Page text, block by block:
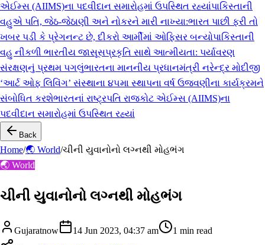
એઈમ્સ (AIIMS)ના પદવીદાન સમારોહમાં ઉપસ્થિત રહ્યાંપાકિસ્તાની
વહુએ પતિ, જેઠ-જેઠાણી અને નોકરને મારી નાખ્યા:ભારત પાછી ફરી તો
ખબર પડી કે પ્રેગનન્ટ છે, દીકરો આર્મીમાં ઓફિસર બન્યોપાકિસ્તાની
વહુ નીકળી ભારતીય જાસૂસપ્રકૃતિ સાથે આત્મીયતા: પર્યાવરણ
સંરક્ષણનું પ્રથમ પગલુંભારતના માનનીય પ્રધાનમંત્રી નરેન્દ્ર મોદીજી
‘આર્ટ ઓફ લિવિંગ’ સંસ્થાના ૪૫મા સ્થાપના વર્ષ ઉજવણીના કાર્યક્રમને
સંબોધિત કરશેભારતનાં રાષ્ટ્રપતિ રાજકોટ એઈમ્સ (AIIMS)ના
પદવીદાન સમારોહમાં ઉપસ્થિત રહ્યાં
Back
Home/🌏 World/ચીની યુવાનોનો લગ્નથી મોહભંગ
🌏 World
ચીની યુવાનોનો લગ્નથી મોહભંગ
Gujaratnow 14 Jun 2023, 04:37 am 1 min read